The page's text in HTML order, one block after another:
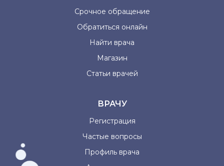
Срочное обращение
Обратиться онлайн
Найти врача
Магазин
Статьи врачей
ВРАЧУ
Регистрация
Частые вопросы
Профиль врача